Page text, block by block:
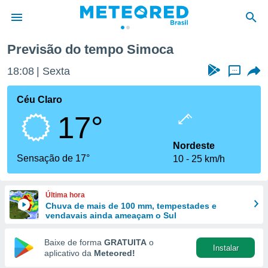
da
fornecidas
a este
das
e
forma
digital
Previsão do tempo Simoca
18:08 Sexta ...
Céu Claro
17°
Sensação de 17°
Nordeste
10
25 km/h
Última hora
Chuva de mais de 100 mm, tempestades e
vendavais ainda ameaçam o Sul
Baixe de forma GRATUITA o
aplicativo da Meteored!
Instalar